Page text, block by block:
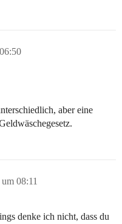
aber eine
08:11
denke ich nicht, dass du